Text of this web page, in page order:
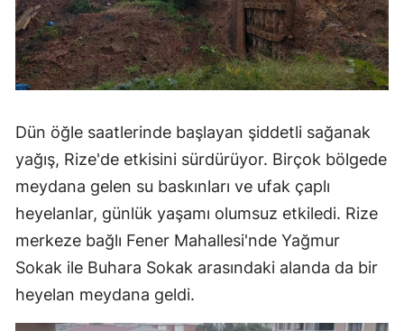
Dün öğle saatlerinde başlayan şiddetli sağanak
yağış, Rize'de etkisini sürdürüyor. Birçok bölgede
meydana gelen su baskınları ve ufak çaplı
heyelanlar, günlük yaşamı olumsuz etkiledi. Rize
merkeze bağlı Fener Mahallesi'nde Yağmur
Sokak ile Buhara Sokak arasındaki alanda da bir
heyelan meydana geldi.